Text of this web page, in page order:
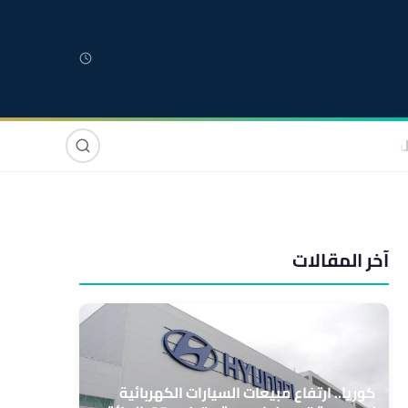
صوت وصورة
آخر المقالات
كوريا.. ارتفاع مبيعات السيارات الكهربائية